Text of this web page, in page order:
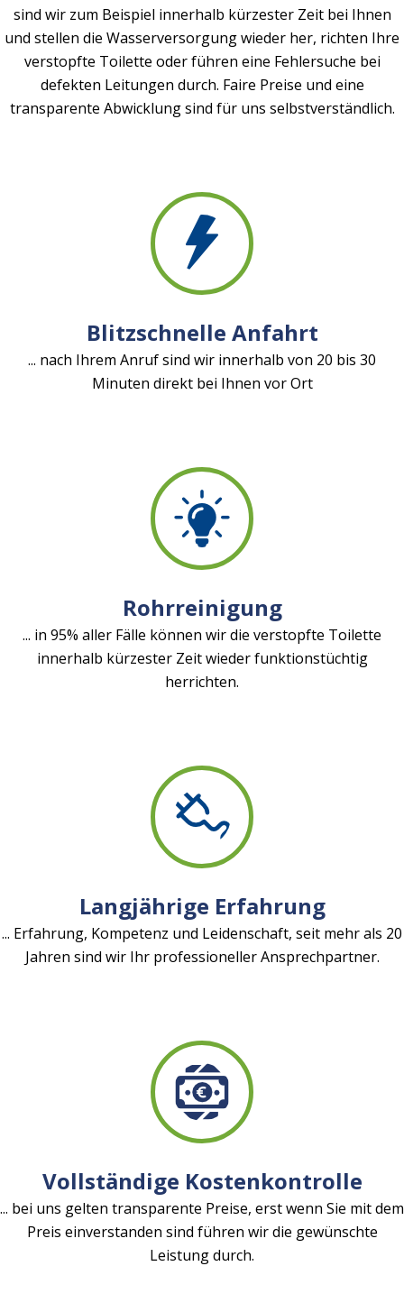
sind wir zum Beispiel innerhalb kürzester Zeit bei Ihnen
und stellen die Wasserversorgung wieder her, richten Ihre
verstopfte Toilette oder führen eine Fehlersuche bei
defekten Leitungen durch. Faire Preise und eine
transparente Abwicklung sind für uns selbstverständlich.
Blitzschnelle Anfahrt
... nach Ihrem Anruf sind wir innerhalb von 20 bis 30
Minuten direkt bei Ihnen vor Ort
Rohrreinigung
... in 95% aller Fälle können wir die verstopfte Toilette
innerhalb kürzester Zeit wieder funktionstüchtig
herrichten.
Langjährige Erfahrung
... Erfahrung, Kompetenz und Leidenschaft, seit mehr als 20
Jahren sind wir Ihr professioneller Ansprechpartner.
Vollständige Kostenkontrolle
... bei uns gelten transparente Preise, erst wenn Sie mit dem
Preis einverstanden sind führen wir die gewünschte
Leistung durch.